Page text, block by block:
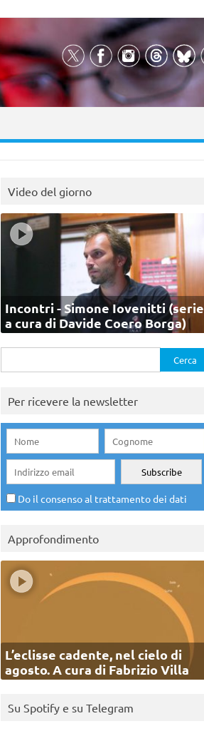
Video del giorno
Incontri - Simone Iovenitti (serie
a cura di Davide Coero Borga)
per:
Per ricevere la newsletter
Do il consenso al trattamento dei dati
Approfondimento
L’eclisse cadente, nel cielo di
agosto. A cura di Fabrizio Villa
Su Spotify e su Telegram